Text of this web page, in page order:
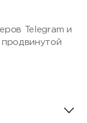
Telegram и